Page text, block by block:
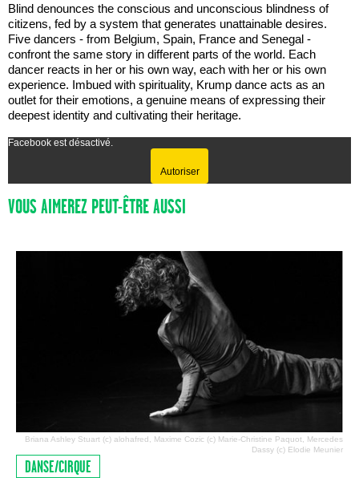
Blind denounces the conscious and unconscious blindness of
citizens, fed by a system that generates unattainable desires.
Five dancers - from Belgium, Spain, France and Senegal -
confront the same story in different parts of the world. Each
dancer reacts in her or his own way, each with her or his own
experience. Imbued with spirituality, Krump dance acts as an
outlet for their emotions, a genuine means of expressing their
deepest identity and cultivating their heritage.
Facebook est désactivé.
Autoriser
VOUS AIMEREZ PEUT-ÊTRE AUSSI
Briana Ashley Stuart (c) alohafred, Maxime Cozic (c) Marie-Christine Paquot, Mercedes
Dassy (c) Elodie Meunier
DANSE/CIRQUE